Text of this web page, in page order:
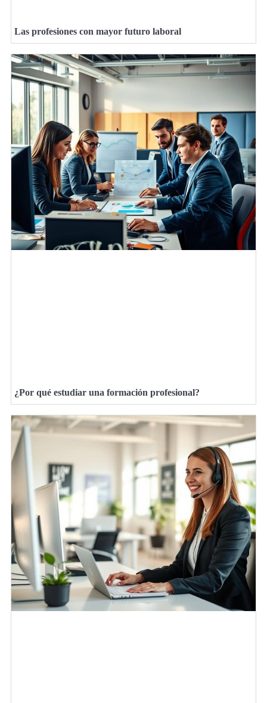
Las profesiones con mayor futuro laboral
¿Por qué estudiar una formación profesional?